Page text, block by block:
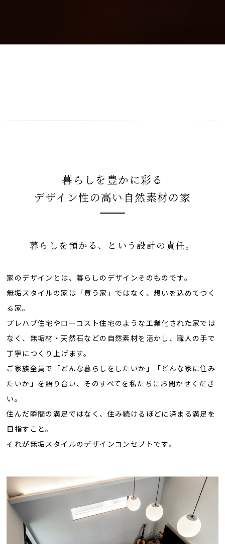
暮らしを豊かに彩る
デザイン性の高い自然素材の家
暮らしを預かる、という設計の責任。
家のデザインとは、暮らしのデザインそのものです。
無垢スタイルの家は「買う家」ではなく、想いを込めてつく
る家。
プレハブ住宅やローコスト住宅のような工業化された家では
なく、無垢材・天然石などの自然素材を活かし、職人の手で
丁寧につくり上げます。
ご家族全員で「どんな暮らしをしたいか」「どんな家に住み
たいか」を語り合い、そのすべてを私たちにお聞かせくださ
い。
住んだ瞬間の満足ではなく、住み続けるほどに深まる満足を
目指すこと。
それが無垢スタイルのデザインコンセプトです。